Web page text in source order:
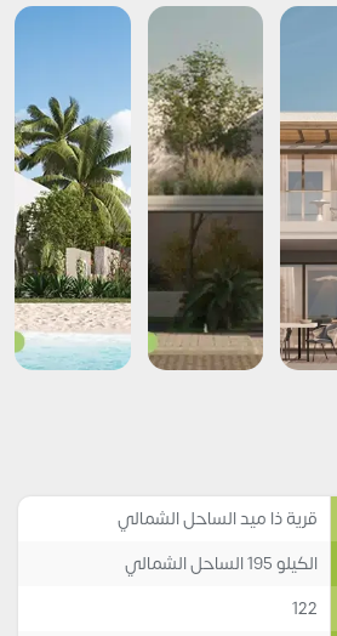
قرية ذا ميد الساحل الشمالي
الكيلو 195 الساحل الشمالي
122